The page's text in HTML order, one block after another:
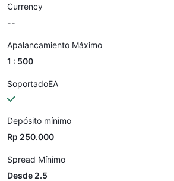
Currency
--
Apalancamiento Máximo
1 : 500
SoportadoEA
Depósito mínimo
Rp 250.000
Spread Mínimo
Desde 2.5